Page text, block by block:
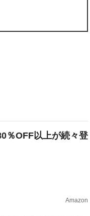
％OFF以上が続々登
Amazon